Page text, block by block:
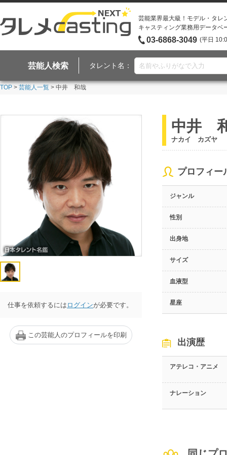
芸能業界最大級！モデル・タレ
キャスティング業務用データベ
03-6868-3049 (平日
芸能人検索 タレント名：
TOP > 芸能人一覧 > 中井 和哉
仕事を依頼するには ログインが必要です。
この芸能人のプロフィールを印刷
中井
ナカイ カズヤ
プロフィー
ジャンル
性別
出身地
サイズ
血液型
星座
出演歴
アテレコ・アニメ
ナレーション